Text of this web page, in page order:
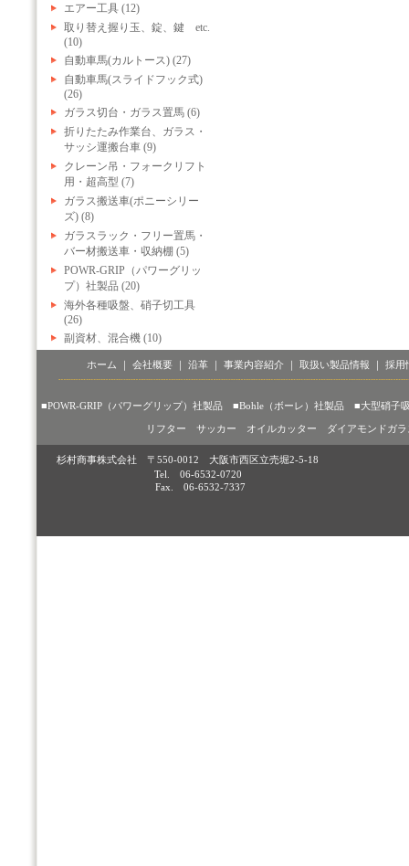
エアー工具 (12)
取り替え握り玉、錠、鍵 etc.
(10)
自動車馬(カルトース) (27)
自動車馬(スライドフック式)
(26)
ガラス切台・ガラス置馬 (6)
折りたたみ作業台、ガラス・
サッシ運搬台車 (9)
クレーン吊・フォークリフト
用・超高型 (7)
ガラス搬送車(ポニーシリー
ズ) (8)
ガラスラック・フリー置馬・
バー材搬送車・収納棚 (5)
POWR-GRIP（パワーグリッ
プ）社製品 (20)
海外各種吸盤、硝子切工具
(26)
副資材、混合機 (10)
ホーム 会社概要｜ 沿革｜ 事業内容紹介｜ 取扱い製品情報 採用
■POWR-GRIP（パワーグリップ）社製品 ■Bohle（ボーレ）社製品 ■大型硝子
リフター サッカー オイルカッター ダイアモンドガ
杉村商事株式会社 〒550-0012 大阪市西区立売堀2-5-18
Tel. 06-6532-0720
Fax. 06-6532-7337